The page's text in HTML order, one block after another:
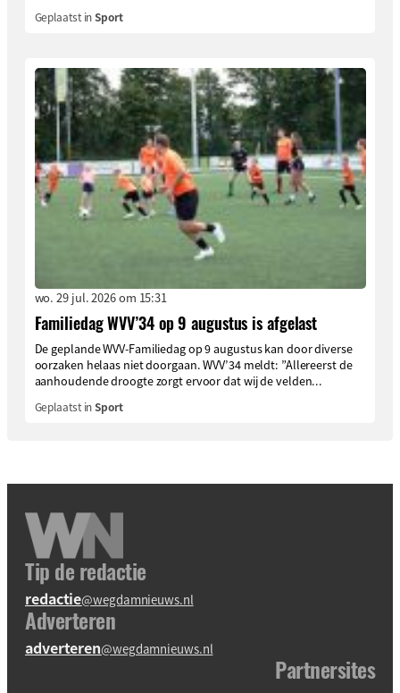
Geplaatst inSport
wo. 29 jul. 2026 om 15:31
Familiedag WVV’34 op 9 augustus is afgelast
De geplande WVV-Familiedag op 9 augustus kan door diverse
oorzaken helaas niet doorgaan. WVV’34 meldt: ”Allereerst de
aanhoudende droogte zorgt ervoor dat wij de velden...
Geplaatst inSport
Tip de redactie
redactie@wegdamnieuws.nl
Adverteren
adverteren@wegdamnieuws.nl
Partnersites